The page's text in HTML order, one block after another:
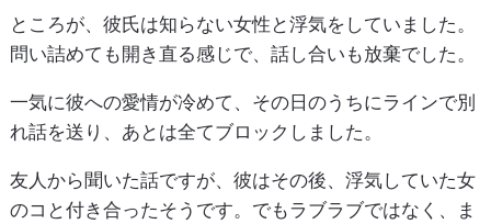
ところが、彼氏は知らない女性と浮気をしていました。
問い詰めても開き直る感じで、話し合いも放棄でした。
一気に彼への愛情が冷めて、その日のうちにラインで別
れ話を送り、あとは全てブロックしました。
友人から聞いた話ですが、彼はその後、浮気していた女
のコと付き合ったそうです。でもラブラブではなく、ま